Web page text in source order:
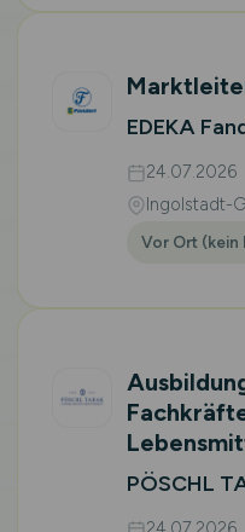
EDEKA
24.07.2026
Ingolstadt-
Vor Ort
PÖSCHL